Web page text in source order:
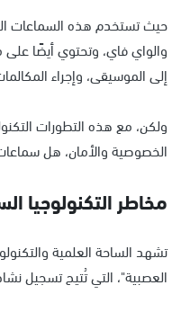
حيث تستخدم هذه السماعات
والواي فاي، وتحتوي أيضًا
إلى الموسيقى، وإجراء
ولكن، مع هذه التطورات
الخصوصية والأمان، هل
مخاطر التكنولوجيا
تشهد الساحة العلمية
العصبية"، التي تُتيح تسجيل